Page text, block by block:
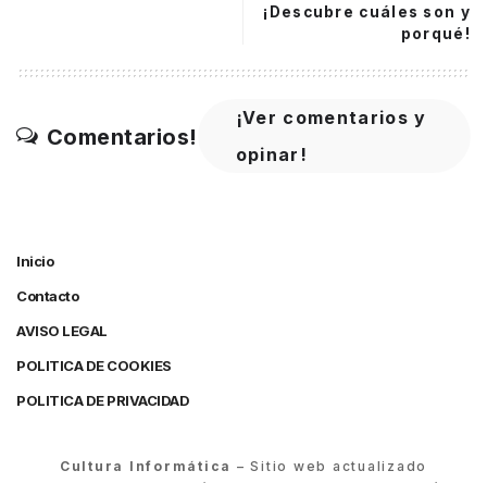
¡Descubre cuáles son y
porqué!
Comentarios!
¡Ver comentarios y
opinar!
Inicio
Contacto
AVISO LEGAL
POLITICA DE COOKIES
POLITICA DE PRIVACIDAD
Cultura Informática – Sitio web actualizado